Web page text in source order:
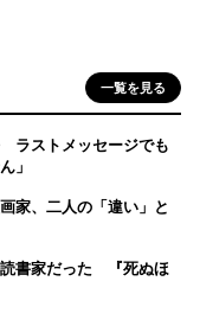
一覧を見る
ラストメッセージでも
」
家、二人の「違い」と
書家だった 『死ぬほ